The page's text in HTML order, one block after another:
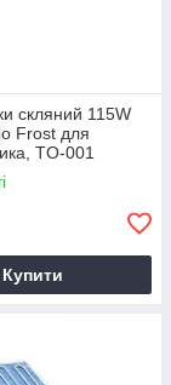
скляний 115W
Frost для
TO-001
Купити